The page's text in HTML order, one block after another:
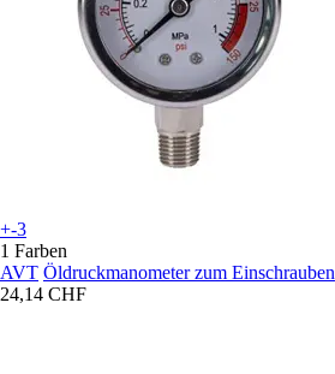
+-3
1 Farben
AVT Öldruckmanometer zum Einschrauben
24,14 CHF